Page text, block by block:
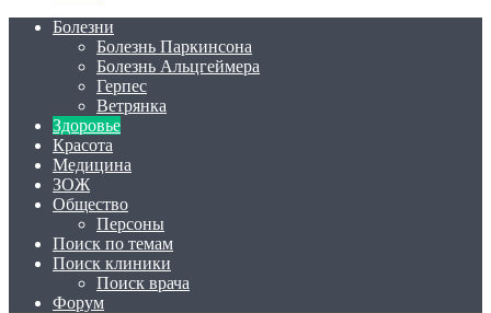
Болезни
Болезнь Паркинсона
Болезнь Альцгеймера
Герпес
Ветрянка
Здоровье
Красота
Медицина
ЗОЖ
Общество
Персоны
Поиск по темам
Поиск клиники
Поиск врача
Форум